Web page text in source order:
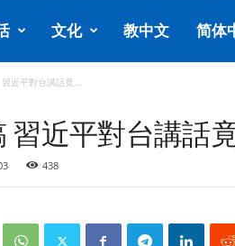
文化 教中文 简体
近平對台講話竟...
習近平對台講話
438